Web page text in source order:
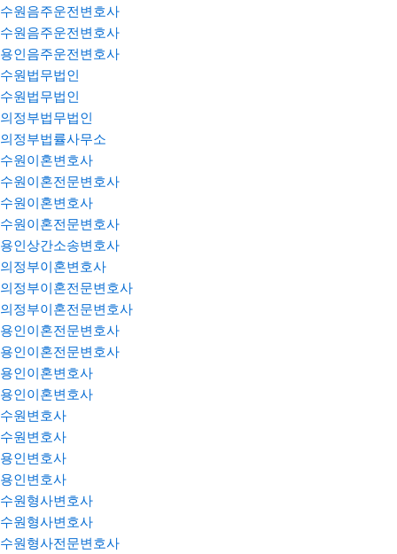
수원음주운전변호사
수원음주운전변호사
용인음주운전변호사
수원법무법인
수원법무법인
의정부법무법인
의정부법률사무소
수원이혼변호사
수원이혼전문변호사
수원이혼변호사
수원이혼전문변호사
용인상간소송변호사
의정부이혼변호사
의정부이혼전문변호사
의정부이혼전문변호사
용인이혼전문변호사
용인이혼전문변호사
용인이혼변호사
용인이혼변호사
수원변호사
수원변호사
용인변호사
용인변호사
수원형사변호사
수원형사변호사
수원형사전문변호사